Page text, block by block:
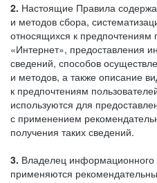
2. Настоящие Правила
и методов сбора,
относящихся к предпочтениям
«Интернет», предоставления
сведений, способов
и методов, а также описание
к предпочтениям
используются для
с применением
получения таких сведений.
3. Владелец информационного
применяются